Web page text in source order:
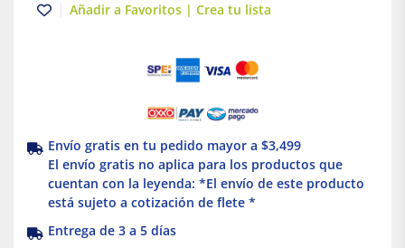
Leviton Añadir a Favoritos | Crea tu lista
Envío gratis en tu pedido mayor a $3,499
El envío gratis no aplica para los productos que
cuentan con la leyenda: *El envío de este producto
está sujeto a cotización de flete *
Entrega de 3 a 5 días